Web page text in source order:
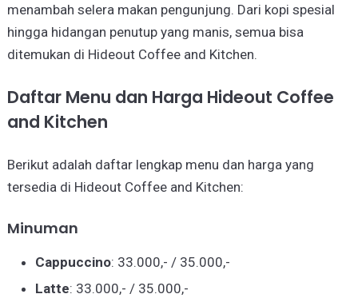
menambah selera makan pengunjung. Dari kopi spesial
hingga hidangan penutup yang manis, semua bisa
ditemukan di Hideout Coffee and Kitchen.
Daftar Menu dan Harga Hideout Coffee
and Kitchen
Berikut adalah daftar lengkap menu dan harga yang
tersedia di Hideout Coffee and Kitchen:
Minuman
Cappuccino: 33.000,- / 35.000,-
Latte: 33.000,- / 35.000,-